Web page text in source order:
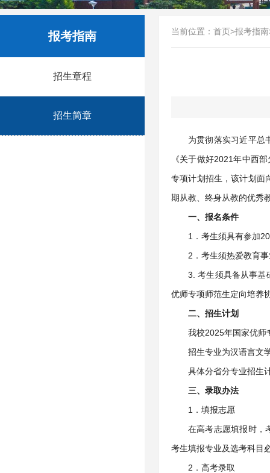
报考指南
招生章程
招生简章
当前位置： 首页>报考指南
为贯彻落实习近平总
《关于做好2021年中西
专项计划招生，该计划面
期从教、终身从教的优秀
一、报名条件
1．考生须具有参加
2．考生须热爱教育
3. 考生须具备从事基
优师专项师范生定向培养
二、招生计划
我校2025年国家优师
招生专业为汉语言文
具体分省分专业招生
三、录取办法
1．填报志愿
在高考志愿填报时，
考生填报专业及选考科目
2．高考录取